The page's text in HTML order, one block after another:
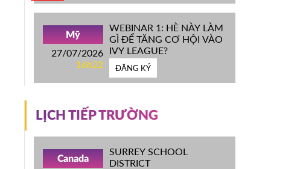
Mỹ
27/07/2026
16h22
WEBINAR 1: HÈ NÀY LÀM
GÌ ĐỂ TĂNG CƠ HỘI VÀO
IVY LEAGUE?
ĐĂNG KÝ
LỊCH TIẾP TRƯỜNG
Canada
SURREY SCHOOL
DISTRICT